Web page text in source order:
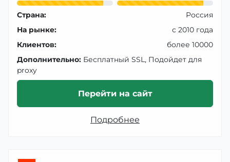
Страна:
Россия
На рынке:
с 2010 года
Клиентов:
более 10000
Дополнительно: Бесплатный SSL, Подойдет для
proxy
Перейти на сайт
Подробнее